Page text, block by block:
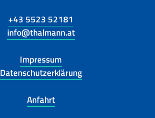
+43 5523 52181
info@thalmann.at
Impressum
Datenschutzerklärung
Anfahrt